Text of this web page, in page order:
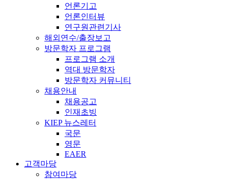
언론기고
언론인터뷰
연구원관련기사
해외연수/출장보고
방문학자 프로그램
프로그램 소개
역대 방문학자
방문학자 커뮤니티
채용안내
채용공고
인재초빙
KIEP 뉴스레터
국문
영문
EAER
고객마당
참여마당